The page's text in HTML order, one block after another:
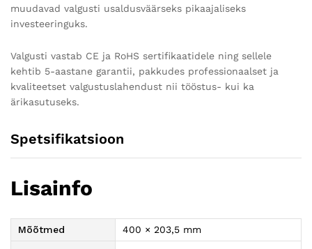
muudavad valgusti usaldusväärseks pikaajaliseks
investeeringuks.
Valgusti vastab CE ja RoHS sertifikaatidele ning sellele
kehtib 5-aastane garantii, pakkudes professionaalset ja
kvaliteetset valgustuslahendust nii tööstus- kui ka
ärikasutuseks.
Spetsifikatsioon
Lisainfo
Mõõtmed 400 × 203,5 mm